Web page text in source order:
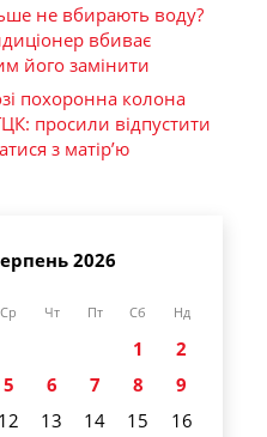
не вбирають воду?
вбиває
його замінити
похоронна колона
просили відпустити
з матір’ю
2026
Ср Чт Пт Сб Нд
1
2
5 6 7 8
9
12 13 14 15
16